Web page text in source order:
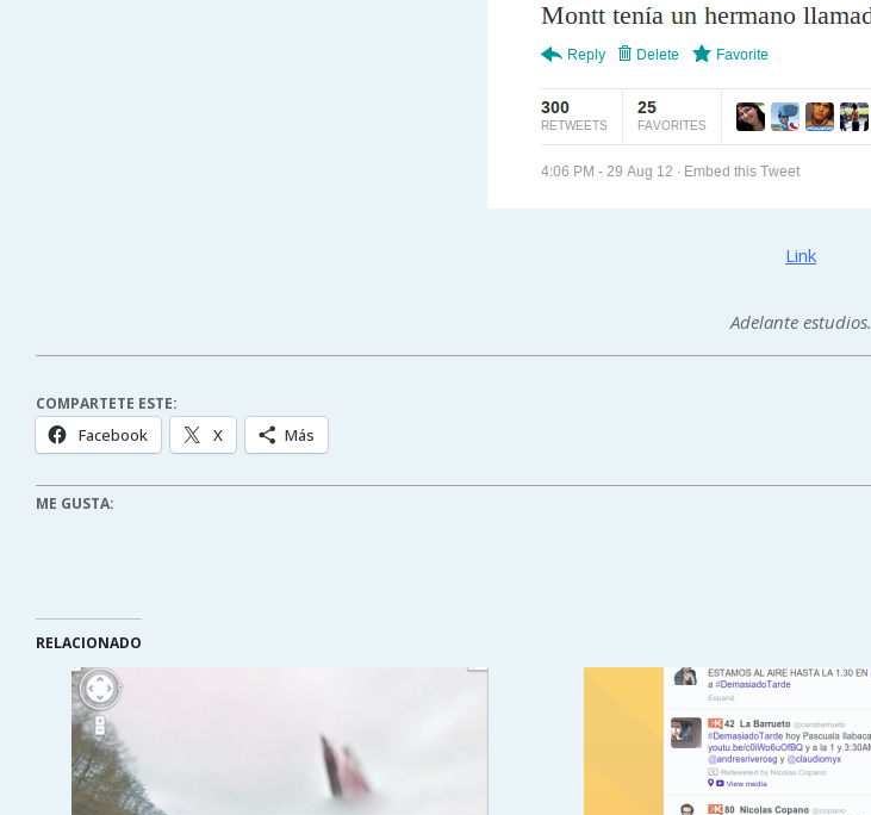
Link
Adelante estudios.
COMPARTETE ESTE:
Facebook X Más
ME GUSTA:
RELACIONADO